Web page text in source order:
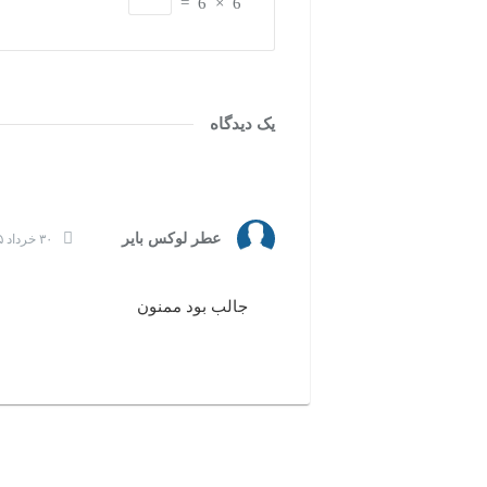
یک دیدگاه
عطر لوکس بایر ۳۰ خرداد ۱۳۹۵ | ۱۸:۵۸
جالب بود ممنون